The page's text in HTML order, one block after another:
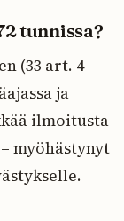
tunnissa?
(33 art. 4
ja
ilmoitusta
myöhästynyt